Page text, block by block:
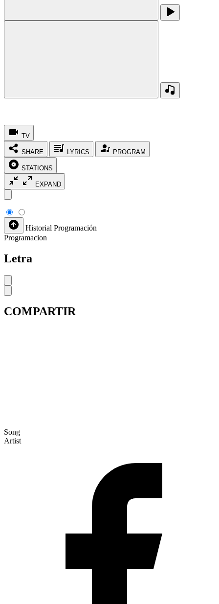
TV
SHARE LYRICS PROGRAM
STATIONS
EXPAND
Historial Programación
Programacion
Letra
COMPARTIR
Song
Artist